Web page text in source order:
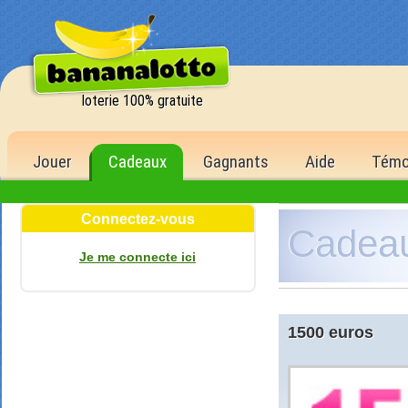
loterie 100% gratuite
Jouer Cadeaux Gagnants Aide
Connectez-vous
Je me connecte ici
1500 euros